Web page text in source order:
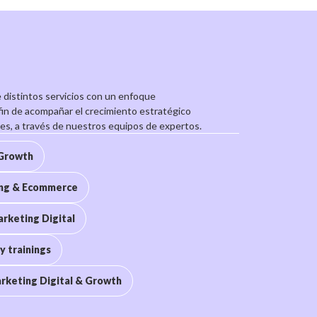
distintos servicios con un enfoque
de acompañar el crecimiento estratégico
a través de nuestros equipos de expertos.
& Ecommerce
Digital
trainings
Digital & Growth
& Ecommerce
Digital
trainings